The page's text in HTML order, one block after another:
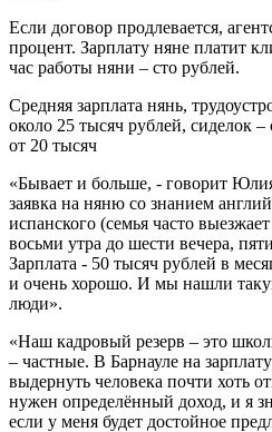
Если договор продлевается,
процент. Зарплату няне платит
час работы няни – сто рублей.
Средняя зарплата нянь,
около 25 тысяч рублей, сиделок
от 20 тысяч
«Бывает и больше, - говорит
заявка на няню со знанием
испанского (семья часто
восьми утра до шести вечера,
Зарплата - 50 тысяч рублей в
и очень хорошо. И мы нашли
люди».
«Наш кадровый резерв – это
– частные. В Барнауле на
выдернуть человека почти хоть
нужен определённый доход, и я
если у меня будет достойное